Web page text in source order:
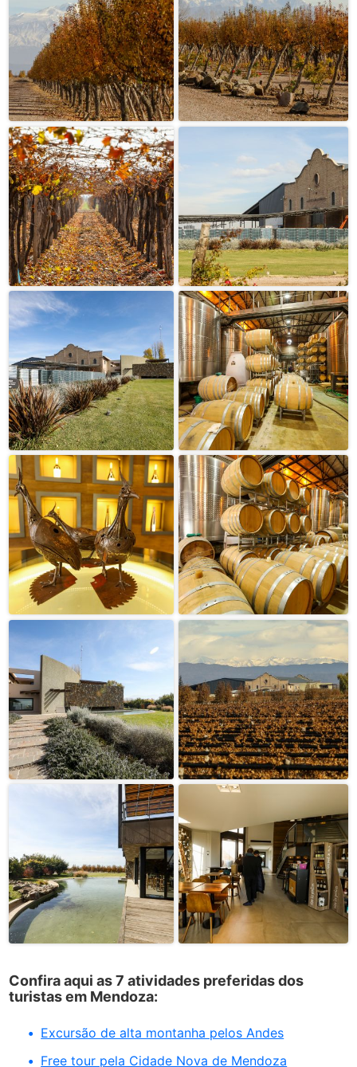
Confira aqui as 7 atividades preferidas dos
turistas em Mendoza:
Excursão de alta montanha pelos Andes
Free tour pela Cidade Nova de Mendoza